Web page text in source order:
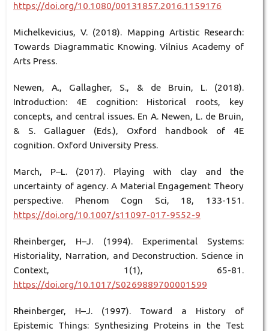
https://doi.org/10.1080/00131857.2016.1159176
Michelkevicius, V. (2018). Mapping Artistic Research:
Towards Diagrammatic Knowing. Vilnius Academy of
Arts Press.
Newen, A., Gallagher, S., & de Bruin, L. (2018).
Introduction: 4E cognition: Historical roots, key
concepts, and central issues. En A. Newen, L. de Bruin,
& S. Gallaguer (Eds.), Oxford handbook of 4E
cognition. Oxford University Press.
March, P–L. (2017). Playing with clay and the
uncertainty of agency. A Material Engagement Theory
perspective. Phenom Cogn Sci, 18, 133-151.
https://doi.org/10.1007/s11097-017-9552-9
Rheinberger, H–J. (1994). Experimental Systems:
Historiality, Narration, and Deconstruction. Science in
Context, 1(1), 65-81.
https://doi.org/10.1017/S0269889700001599
Rheinberger, H–J. (1997). Toward a History of
Epistemic Things: Synthesizing Proteins in the Test